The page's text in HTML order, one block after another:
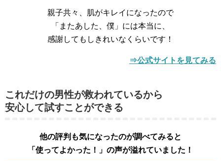
親子共々、肌がキレイになったので
「またあした、僕」には本当に、
感謝してもしきれいなくらいです！
⇒公式サイトを見てみる
これだけの男性が救われているから
安心して試すことができる
他の評判も気になったのが調べてみると
「使ってよかった！」の声が溢れていました！